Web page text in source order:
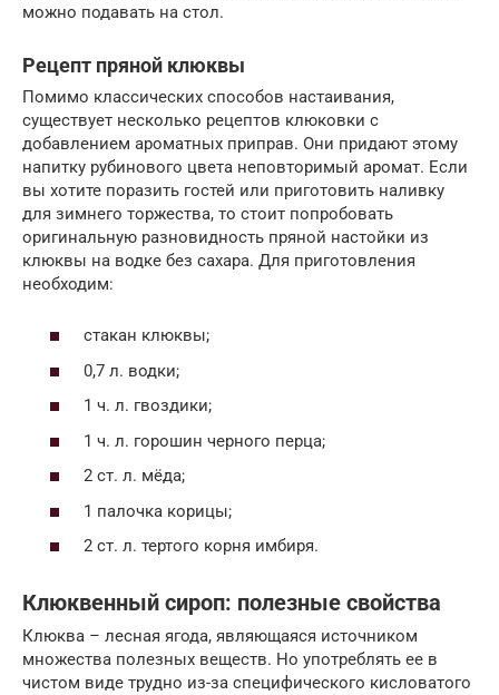
можно подавать на стол.
Рецепт пряной клюквы
Помимо классических способов настаивания,
существует несколько рецептов клюковки с
добавлением ароматных приправ. Они придают этому
напитку рубинового цвета неповторимый аромат. Если
вы хотите поразить гостей или приготовить наливку
для зимнего торжества, то стоит попробовать
оригинальную разновидность пряной настойки из
клюквы на водке без сахара. Для приготовления
необходим:
стакан клюквы;
0,7 л. водки;
1 ч. л. гвоздики;
1 ч. л. горошин черного перца;
2 ст. л. мёда;
1 палочка корицы;
2 ст. л. тертого корня имбиря.
Клюквенный сироп: полезные свойства
Клюква – лесная ягода, являющаяся источником
множества полезных веществ. Но употреблять ее в
чистом виде трудно из-за специфического кисловатого